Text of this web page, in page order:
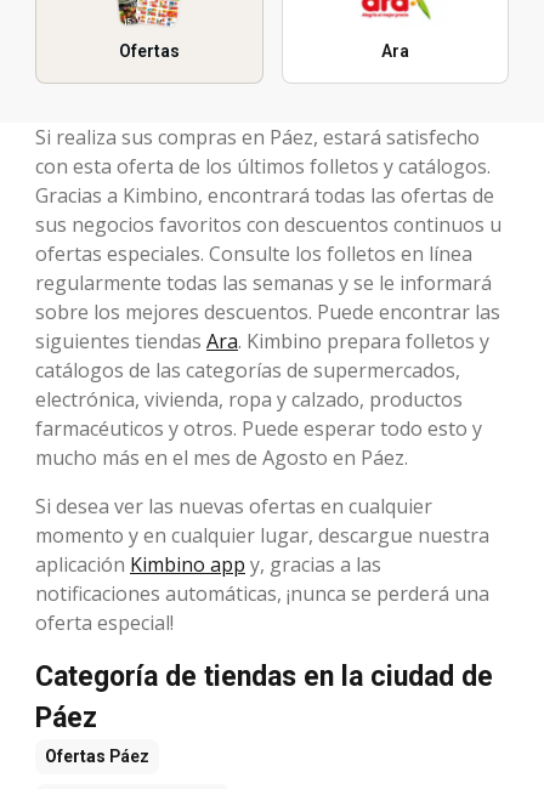
Ofertas Ara
Si realiza sus compras en Páez, estará satisfecho
con esta oferta de los últimos folletos y catálogos.
Gracias a Kimbino, encontrará todas las ofertas de
sus negocios favoritos con descuentos continuos u
ofertas especiales. Consulte los folletos en línea
regularmente todas las semanas y se le informará
sobre los mejores descuentos. Puede encontrar las
siguientes tiendas Ara. Kimbino prepara folletos y
catálogos de las categorías de supermercados,
electrónica, vivienda, ropa y calzado, productos
farmacéuticos y otros. Puede esperar todo esto y
mucho más en el mes de Agosto en Páez.
Si desea ver las nuevas ofertas en cualquier
momento y en cualquier lugar, descargue nuestra
aplicación Kimbino app y, gracias a las
notificaciones automáticas, ¡nunca se perderá una
oferta especial!
Categoría de tiendas en la ciudad de
Páez
Ofertas Páez